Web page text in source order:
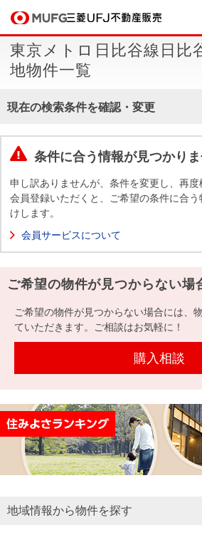
買いたいTOP
中古
マン
ンを
探す
用
物
件
を
売りたいTOP
無
料
定
金額
試算
売却向け
周辺相場
店舗案内TOP
店舗のご
案内（首
案内（名
会社情報TOP
ごあいさ
つ
要
経営ビジ
組織図
沿革
図
（電子ブ
ック版）
採用情報TOP
新卒採用
情報
採用情報
買いたい
売りたい
会社情報
提携企業にお勤めの方
東京メトロ日比谷線日比
地物件一覧
現在の検索条件を確認・変更
条件に合う情報が見つかりま
申し訳ありませんが、条件を変更し、再度
会員登録いただくと、ご希望の条件に合
けします。
会員サービスについて
ご希望の物件が見つからない場
ご希望の物件が見つからない場合には、
ていただきます。ご相談はお気軽に！
購入相談
地域情報から物件を探す